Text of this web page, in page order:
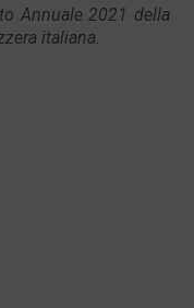
Annuale 2021 della
italiana.